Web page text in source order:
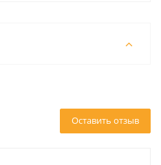
Оставить отзыв